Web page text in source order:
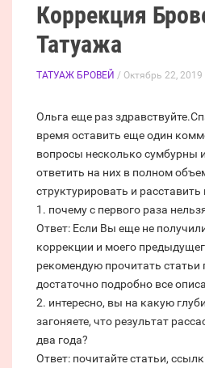
Коррекция
Татуажа
ТАТУАЖ БРОВЕЙ / Октябрь 22, 2019
Ольга еще раз
время оставить еще один
вопросы несколько сумбурны
ответить на них в полном
структурировать и расставить
1. почему с первого раза
Ответ: Если Вы еще не
коррекции и моего
рекомендую прочитать статьи
достаточно подробно все
2. интересно, вы на какую
загоняете, что результат
два года?
Ответ: почитайте статьи,